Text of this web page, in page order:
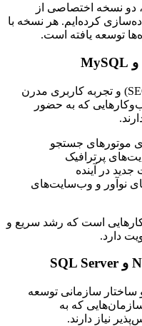
دو نسخه اختصاصی از
کرده‌ایم. هر نسخه با
توسعه یافته است.
این نسخه با تمرکز بر سرعت، سئو (SEO) و تجربه کاربری مدرن
که به حضور
موتورهای جستجو
پرترافیک
در آینده
نوآور و وب‌سایت‌های
است که رشد سریع و
دارد.
ساختار سازمانی توسعه
که به
نیاز دارند.